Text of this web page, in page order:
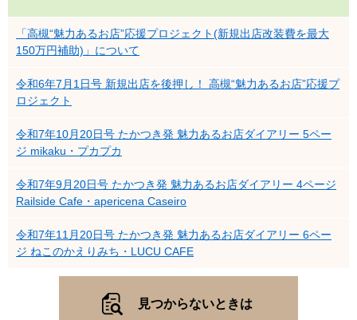
「高槻“魅力あるお店”応援プロジェクト(新規出店改装費を最大
150万円補助)」について
令和6年7月1日号 新規出店を後押し！ 高槻“魅力あるお店”応援プ
ロジェクト
令和7年10月20日号 たかつき発 魅力あるお店ダイアリー 5ペー
ジ mikaku・プカプカ
令和7年9月20日号 たかつき発 魅力あるお店ダイアリー 4ページ
Railside Cafe・apericena Caseiro
令和7年11月20日号 たかつき発 魅力あるお店ダイアリー 6ペー
ジ ねこのかえりみち・LUCU CAFE
見つからないときは